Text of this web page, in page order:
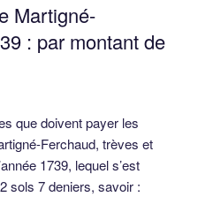
Martigné-
: par montant de
que doivent payer les
Ferchaud, trèves et
1739, lequel s’est
sols 7 deniers, savoir :